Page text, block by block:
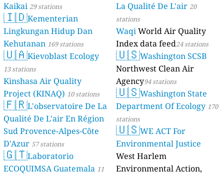
Kaikai 29 stations
🇮🇩Kementerian
Lingkungan Hidup Dan
Kehutanan 169 stations
🇺🇦Kievoblast Ecology
13 stations
Kinshasa Air Quality
Project (KINAQ) 10 stations
🇫🇷L'observatoire De La
Qualité De L'air En Région
Sud Provence-Alpes-Côte
D'Azur 57 stations
🇬🇹Laboratorio
ECOQUIMSA Guatemala 11
La Qualité De L'air 20
stations
WaqiWorld Air Quality
Index data feed24 stations
🇺🇸Washington SCSB
Northwest Clean Air
Agency94 stations
🇺🇸Washington State
Department Of Ecology 170
stations
🇺🇸WE ACT For
Environmental Justice
West Harlem
Environmental Action,